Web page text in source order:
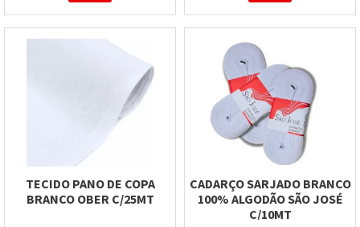
TECIDO PANO DE COPA
BRANCO OBER C/25MT
CADARÇO SARJADO BRANCO
100% ALGODÃO SÃO JOSÉ
C/10MT